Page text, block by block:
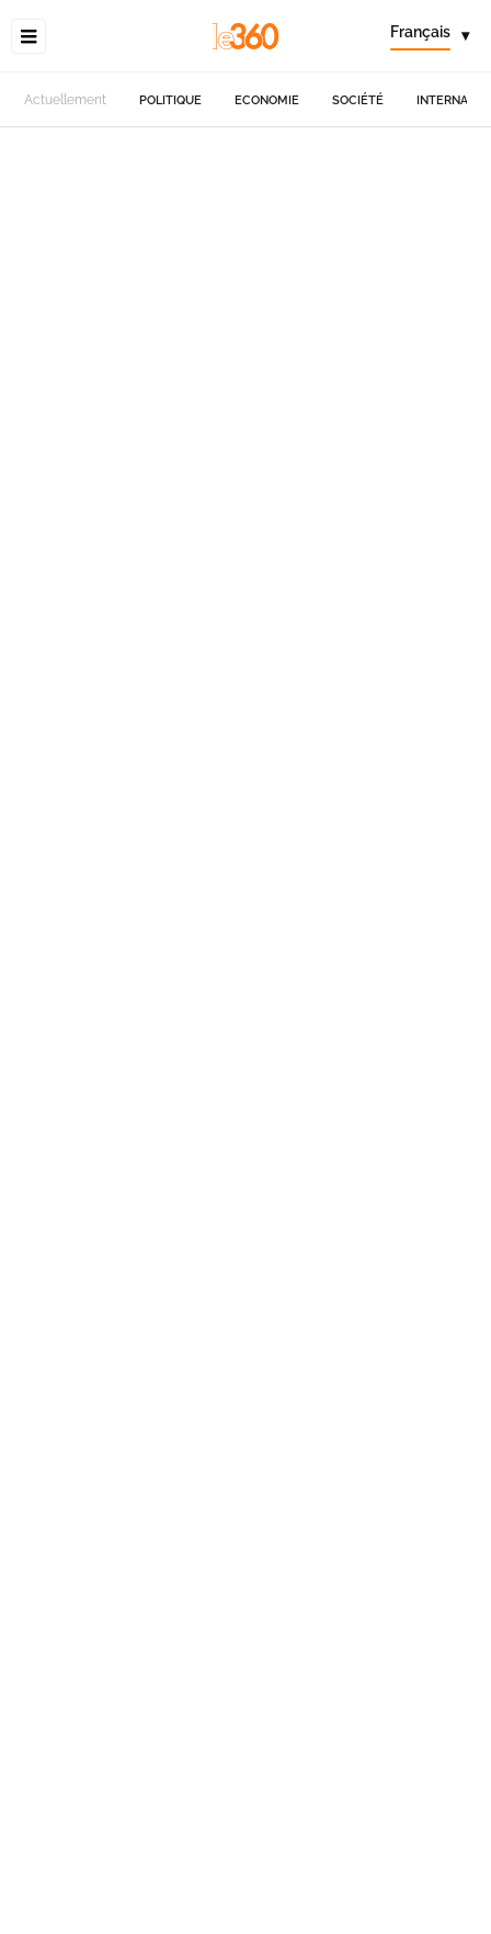
Français ▾
Actuellement POLITIQUE ECONOMIE SOCIÉTÉ